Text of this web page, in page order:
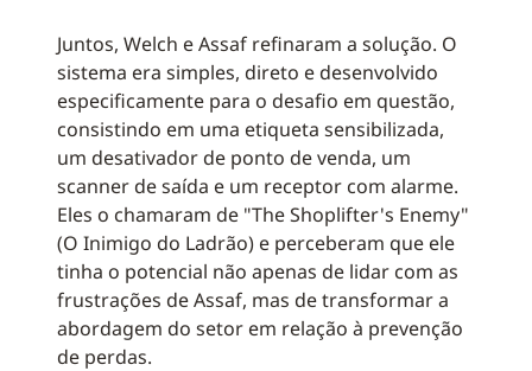
Juntos, Welch e Assaf refinaram a solução. O
sistema era simples, direto e desenvolvido
especificamente para o desafio em questão,
consistindo em uma etiqueta sensibilizada,
um desativador de ponto de venda, um
scanner de saída e um receptor com alarme.
Eles o chamaram de "The Shoplifter's Enemy"
(O Inimigo do Ladrão) e perceberam que ele
tinha o potencial não apenas de lidar com as
frustrações de Assaf, mas de transformar a
abordagem do setor em relação à prevenção
de perdas.